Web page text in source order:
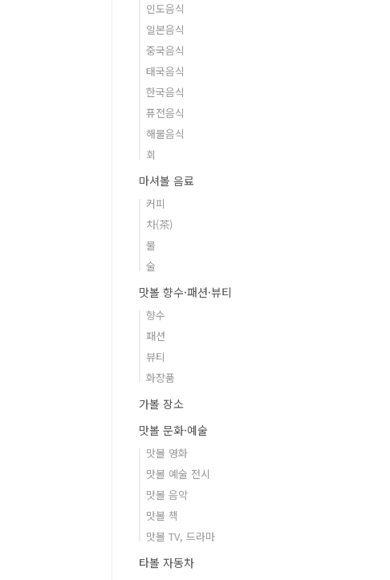
인도음식
일본음식
중국음식
태국음식
한국음식
퓨전음식
해물음식
회
마셔볼 음료
커피
차(茶)
물
술
맛볼 향수·패션·뷰티
향수
패션
뷰티
화장품
가볼 장소
맛볼 문화·예술
맛볼 영화
맛볼 예술 전시
맛볼 음악
맛볼 책
맛볼 TV, 드라마
타볼 자동차